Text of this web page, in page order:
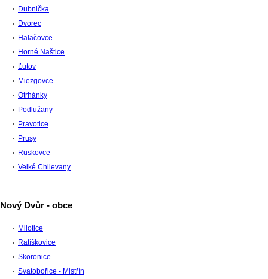
Dubnička
Dvorec
Halačovce
Horné Naštice
Ľutov
Miezgovce
Otrhánky
Podlužany
Pravotice
Prusy
Ruskovce
Velké Chlievany
Nový Dvůr - obce
Milotice
Ratíškovice
Skoronice
Svatobořice - Mistřín